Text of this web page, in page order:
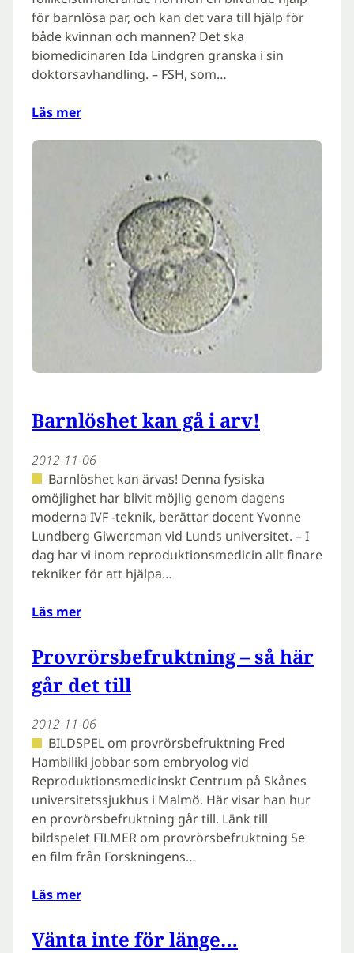
för barnlösa par, och kan det vara till hjälp för
både kvinnan och mannen? Det ska
biomedicinaren Ida Lindgren granska i sin
doktorsavhandling. – FSH, som…
Läs mer
Barnlöshet kan gå i arv!
2012-11-06
Barnlöshet kan ärvas! Denna fysiska
omöjlighet har blivit möjlig genom dagens
moderna IVF -teknik, berättar docent Yvonne
Lundberg Giwercman vid Lunds universitet. – I
dag har vi inom reproduktionsmedicin allt finare
tekniker för att hjälpa…
Läs mer
Provrörsbefruktning – så här
går det till
2012-11-06
BILDSPEL om provrörsbefruktning Fred
Hambiliki jobbar som embryolog vid
Reproduktionsmedicinskt Centrum på Skånes
universitetssjukhus i Malmö. Här visar han hur
en provrörsbefruktning går till. Länk till
bildspelet FILMER om provrörsbefruktning Se
en film från Forskningens…
Läs mer
Vänta inte för länge…